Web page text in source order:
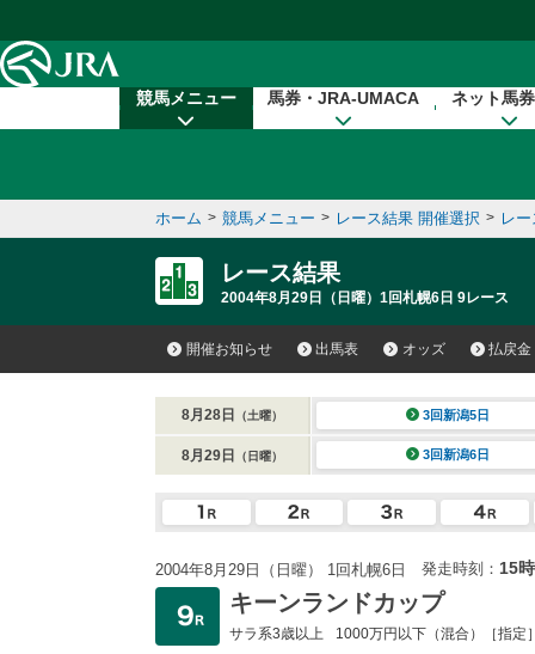
競馬メニュー 馬券・JRA-UMACA ネット馬
ホーム > 競馬メニュー > レース結果 開催選択 > レ
レース結果
2004年8月29日（日曜）1回札幌6日 9レース
開催お知らせ 出馬表 オッズ 払戻金
8月28日 （土曜） 3回新潟5日
8月29日 （日曜） 3回新潟6日
2004年8月29日（日曜） 1回札幌6日 発走時刻： 15
キーンランドカップ
サラ系3歳以上 1000万円以下 （混合）［指定